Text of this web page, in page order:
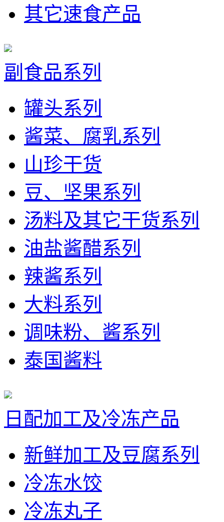
其它速食产品
副食品系列
罐头系列
酱菜、腐乳系列
山珍干货
豆、坚果系列
汤料及其它干货系列
油盐酱醋系列
辣酱系列
大料系列
调味粉、酱系列
泰国酱料
日配加工及冷冻产品
新鲜加工及豆腐系列
冷冻水饺
冷冻丸子